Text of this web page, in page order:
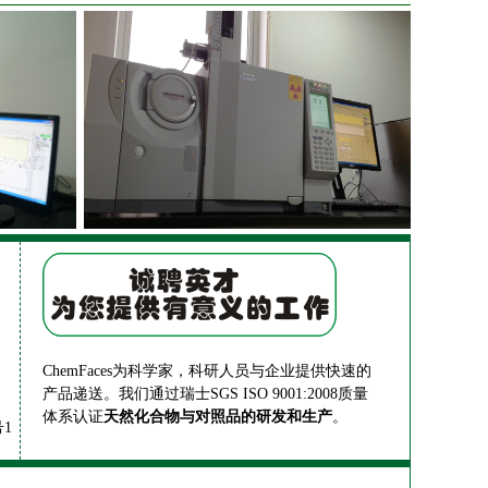
1
ChemFaces为科学家，科研人员与企业提供快速的
产品递送。我们通过瑞士SGS ISO 9001:2008质量
体系认证天然化合物与对照品的研发和生产。